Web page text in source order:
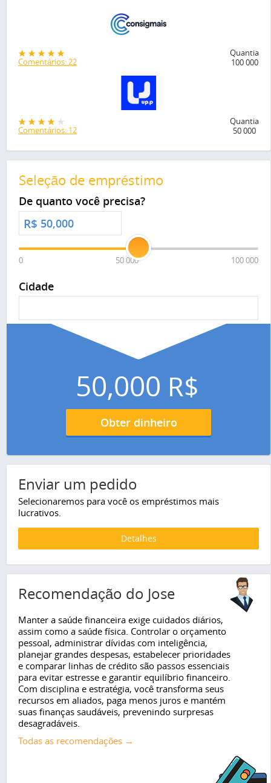
Comentários: 22
Quantia
100 000
Comentários: 12
Quantia
50 000
Seleção de empréstimo
De quanto você precisa?
R$
0 50 000 100 000
Cidade
50,000 R$
Obter dinheiro
Enviar um pedido
Selecionaremos para você os empréstimos mais
lucrativos.
Detalhes
Recomendação do Jose
Manter a saúde financeira exige cuidados diários,
assim como a saúde física. Controlar o orçamento
pessoal, administrar dívidas com inteligência,
planejar grandes despesas, estabelecer prioridades
e comparar linhas de crédito são passos essenciais
para evitar estresse e garantir equilíbrio financeiro.
Com disciplina e estratégia, você transforma seus
recursos em aliados, paga menos juros e mantém
suas finanças saudáveis, prevenindo surpresas
desagradáveis.
Todas as recomendações →